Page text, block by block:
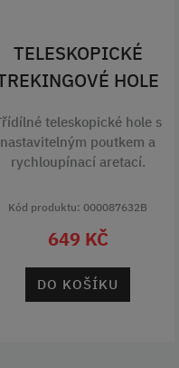
TELESKOPICKÉ
HOLE
teleskopické hole s
nastavitelným poutkem a
rychloupínací aretací.
Kód produktu: 000087632B
649 KČ
DO KOŠÍKU